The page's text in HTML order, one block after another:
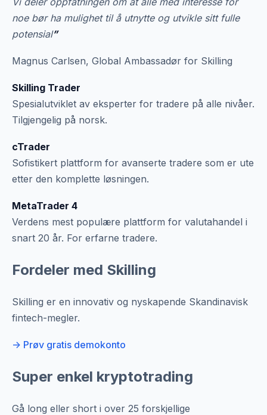
noe bør ha mulighet til å utnytte og utvikle sitt fulle
potensial”
Magnus Carlsen, Global Ambassadør for Skilling
Skilling Trader
Spesialutviklet av eksperter for tradere på alle nivåer.
Tilgjengelig på norsk.
cTrader
Sofistikert plattform for avanserte tradere som er ute
etter den komplette løsningen.
MetaTrader 4
Verdens mest populære plattform for valutahandel i
snart 20 år. For erfarne tradere.
Fordeler med Skilling
Skilling er en innovativ og nyskapende Skandinavisk
fintech-megler.
-> Prøv gratis demokonto
Super enkel kryptotrading
Gå long eller short i over 25 forskjellige